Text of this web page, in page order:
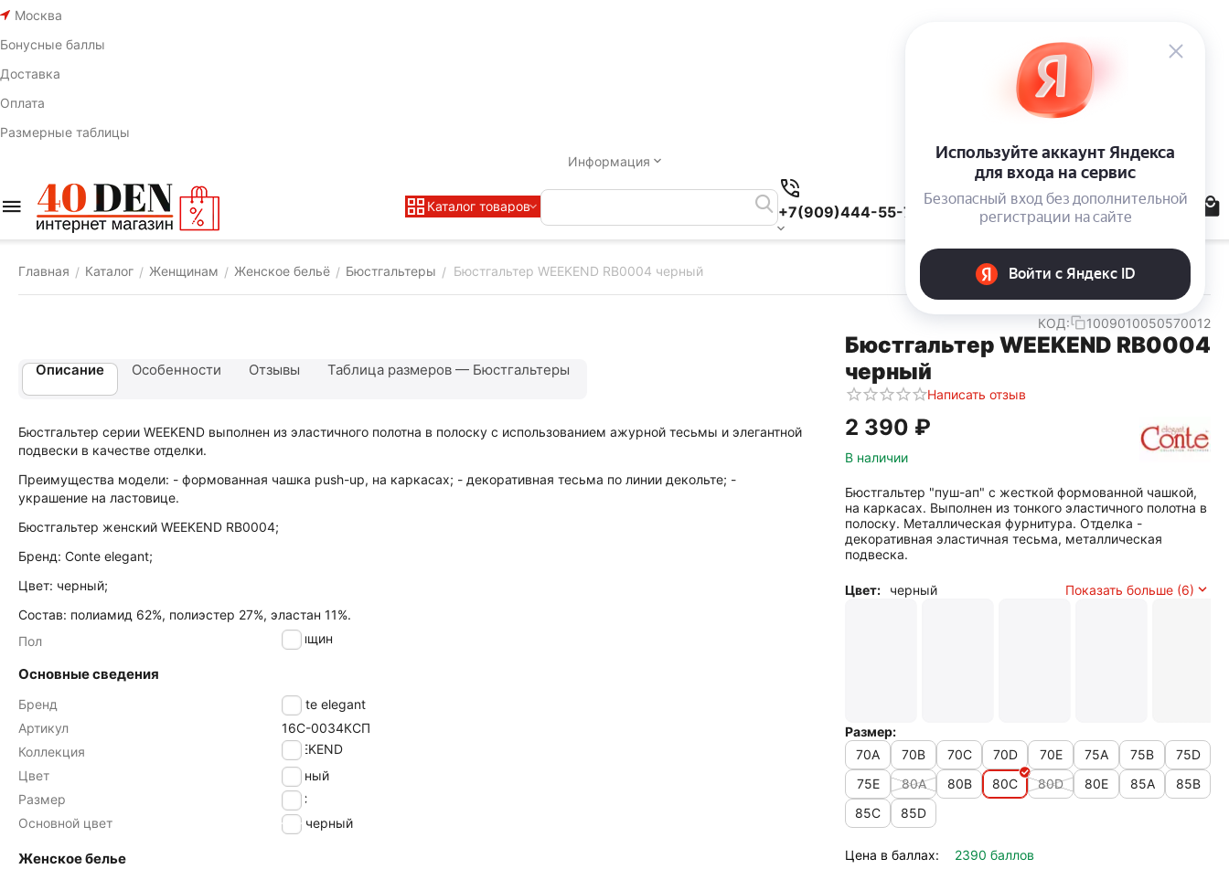
Москва
Бонусные баллы
Доставка
Оплата
Размерные таблицы
Информация
Каталог товаров +7(909)444-55-78
Главная / Каталог / Женщинам / Женское бельё / Бюстгальтеры / Бюстгальтер WEEKEND RB0004 черный
КОД: 1009010050570012
Бюстгальтер WEEKEND RB0004
черный
Написать отзыв
2 390 ₽
В наличии
Бюстгальтер "пуш-ап" с жесткой формованной чашкой,
на каркасах. Выполнен из тонкого эластичного полотна в
полоску. Металлическая фурнитура. Отделка -
декоративная эластичная тесьма, металлическая
подвеска.
Цвет: черный Показать больше (6)
Размер:
70A
70B 70C 70D 70E 75A 75B
75D
75E
80A 80B 80C 80D 80E 85A
85B
85C
85D
Цена в баллах:
2390 баллов
Описание Особенности Отзывы Таблица размеров — Бюстгальтеры
Бюстгальтер серии WEEKEND выполнен из эластичного полотна в полоску с использованием ажурной тесьмы и элегантной
подвески в качестве отделки.
Преимущества модели: - формованная чашка push-up, на каркасах; - декоративная тесьма по линии декольте; -
украшение на ластовице.
Бюстгальтер женский WEEKEND RB0004;
Бренд: Conte elegant;
Цвет: черный;
Состав: полиамид 62%, полиэстер 27%, эластан 11%.
Пол
женщин
Основные сведения
Бренд
Conte elegant
Артикул
16С-0034КСП
Коллекция
WEEKEND
Цвет
черный
Размер
80C
Основной цвет
черный
Женское белье